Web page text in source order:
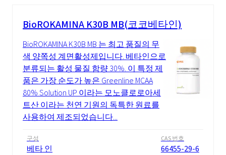
BioROKAMINA K30B MB(코코베타인)
BioROKAMINA K30B MB 는 최고 품질의 무
색 양쪽성 계면활성제입니다. 베타인으로
분류되는 활성 물질 함량 30%. 이 특정 제
품은 가장 순도가 높은 Greenline MCAA
80% Solution UP 이라는 모노클로로아세
트산 이라는 천연 기원의 독특한 원료를
사용하여 제조되었습니다...
구성
베타 인
CAS 번호
66455-29-6